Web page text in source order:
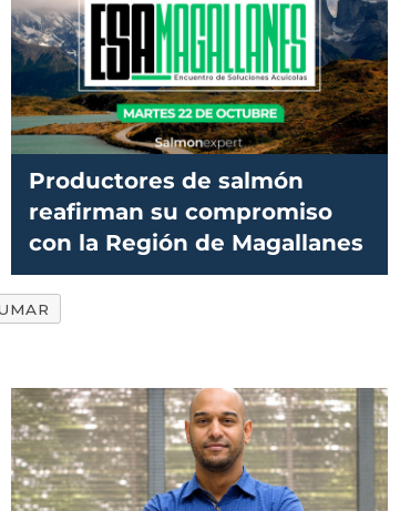
Productores de salmón
reafirman su compromiso
con la Región de Magallanes